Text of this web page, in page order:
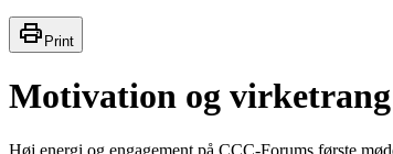
Print
Motivation og
Høj energi og engagement på CCC-Forums første